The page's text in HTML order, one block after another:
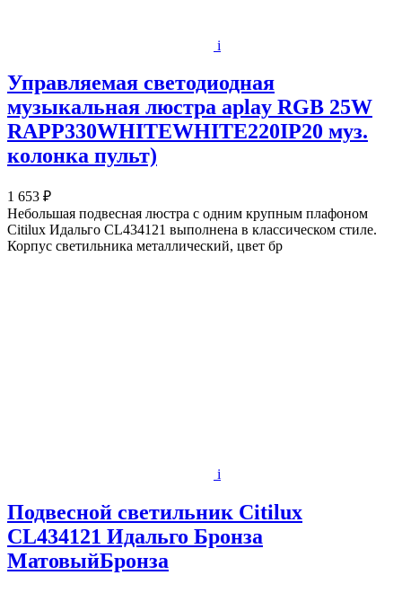
i
Управляемая светодиодная
музыкальная люстра aplay RGB 25W
RAPP330WHITEWHITE220IP20 муз.
колонка пульт)
1 653 ₽
Небольшая подвесная люстра с одним крупным плафоном
Citilux Идальго CL434121 выполнена в классическом стиле.
Корпус светильника металлический, цвет бр
i
Подвесной светильник Citilux
CL434121 Идальго Бронза
МатовыйБронза